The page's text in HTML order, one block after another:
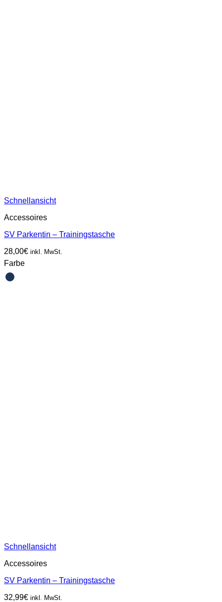
Schnellansicht
Accessoires
SV Parkentin – Trainingstasche
28,00€ inkl. MwSt.
Farbe
Schnellansicht
Accessoires
SV Parkentin – Trainingstasche
32,99€ inkl. MwSt.